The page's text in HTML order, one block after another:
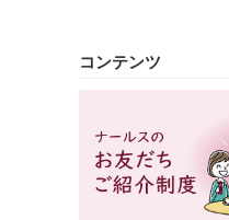
コンテンツ